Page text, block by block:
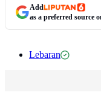
Add
as a preferred source
Lebaran